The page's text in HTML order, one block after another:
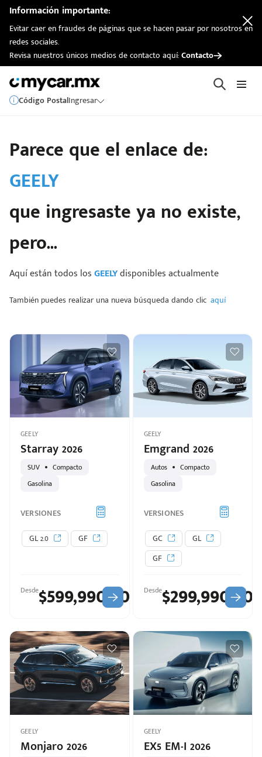
Información importante:
Evitar caer en fraudes de páginas que se hacen pasar por nosotros en
redes sociales.
Revisa nuestros únicos medios de contacto aquí:Contacto
Código PostalIngresar
Parece que el enlace de:
GEELY
que ingresaste ya no existe,
pero...
Aquí están todos losGEELYdisponibles actualmente
También puedes realizar una nueva búsqueda dando clic aquí
Starray 2026
GEELY
SUV
Compacto
Gasolina
VERSIONES
GL 2.0
GF
$599,990.00
Desde
Emgrand 2026
GEELY
Autos
Compacto
Gasolina
VERSIONES
GC
GL
GF
$299,990.00
Desde
Monjaro 2026
GEELY
EX5 EM-I 2026
GEELY